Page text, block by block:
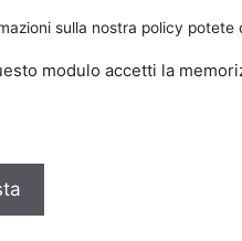
sulla nostra policy
modulo accetti la